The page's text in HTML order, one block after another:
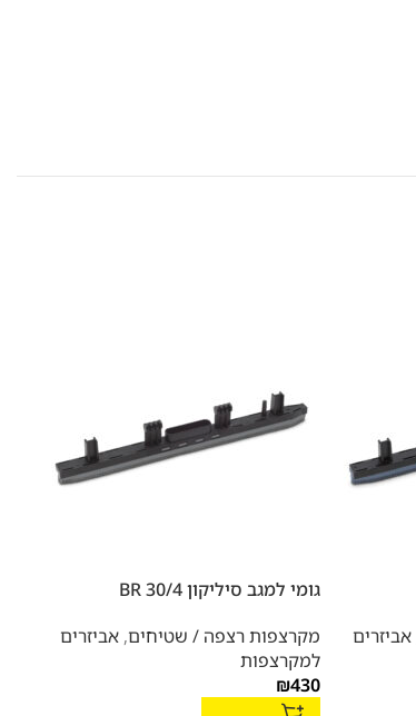
אביזרים
גומי למגב סיליקון BR 30/4
מקרצפות רצפה / שטיחים, אביזרים
למקרצפות
₪430